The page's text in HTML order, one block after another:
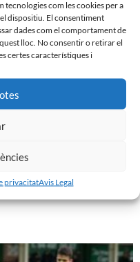
tecnologies com les cookies per a
dispositiu. El consentiment
dades com el comportament de
lloc. No consentir o retirar el
certes característiques i
privacitatAvis Legal